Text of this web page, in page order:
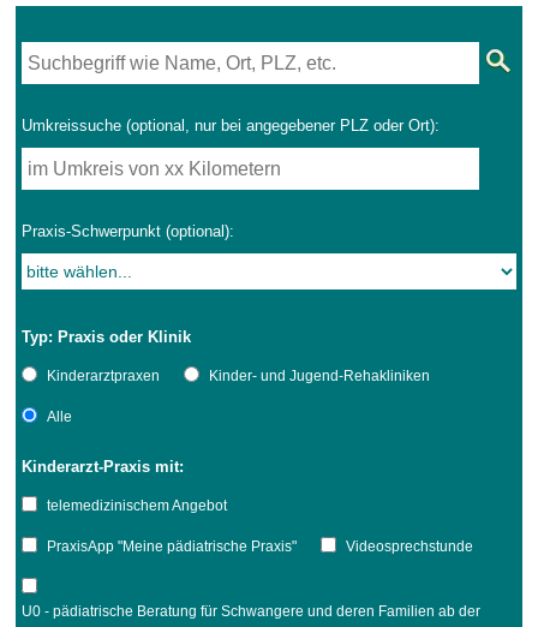
Umkreissuche (optional, nur bei angegebener PLZ oder Ort):
Praxis-Schwerpunkt (optional):
Typ: Praxis oder Klinik
Kinderarztpraxen Kinder- und Jugend-Rehakliniken
Alle
Kinderarzt-Praxis mit:
telemedizinischem Angebot
PraxisApp "Meine pädiatrische Praxis" Videosprechstunde
U0 - pädiatrische Beratung für Schwangere und deren Familien ab der